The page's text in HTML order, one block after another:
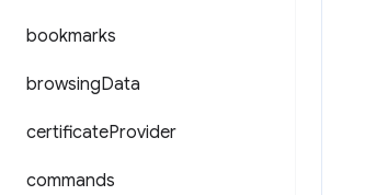
bookmarks
browsingData
certificateProvider
commands